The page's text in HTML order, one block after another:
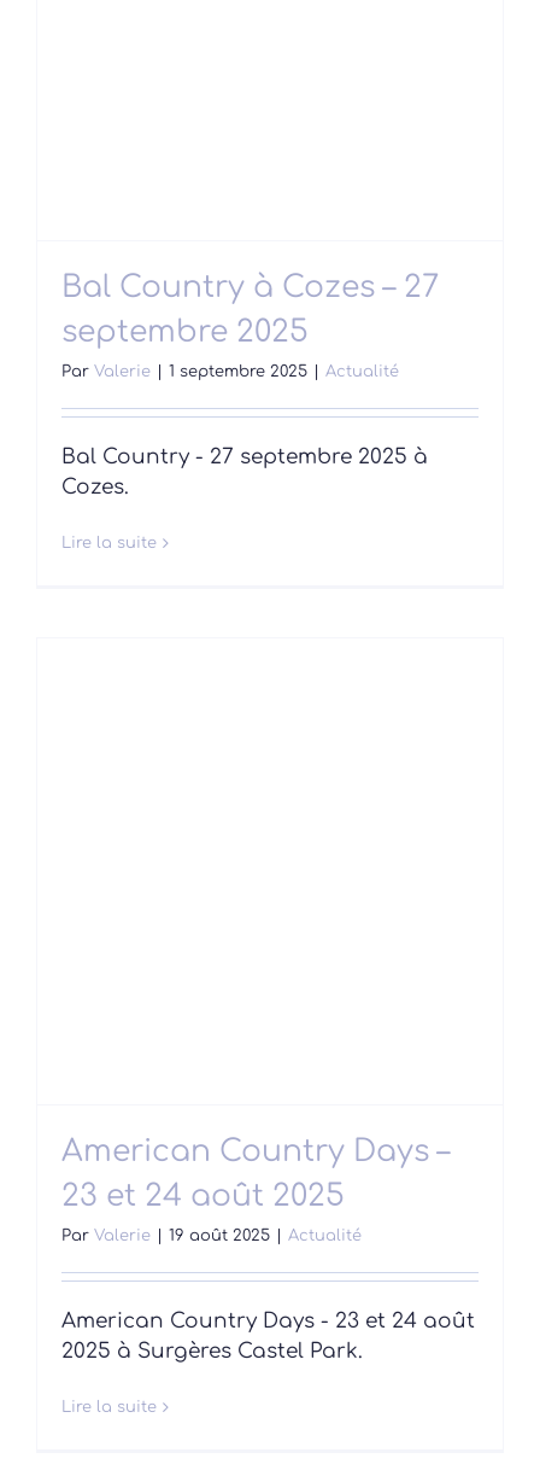
Bal Country à Cozes – 27
septembre 2025
Par Valerie 1 septembre 2025 Actualité
Bal Country - 27 septembre 2025 à
Cozes.
Lire la suite
American Country Days –
23 et 24 août 2025
Par Valerie 19 août 2025 Actualité
American Country Days - 23 et 24 août
2025 à Surgères Castel Park.
Lire la suite